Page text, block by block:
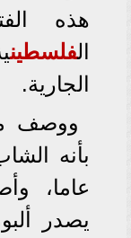
هذه
الفلسطين
الجارية.
ووصف
عاما،
يصدر